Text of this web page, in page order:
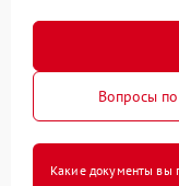
Вопросы
Какие документы вы